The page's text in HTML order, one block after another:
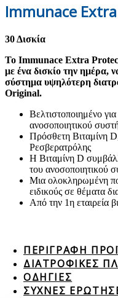
Immunace
30 Δισκία
Το Immunace Extra
με ένα δισκίο την ημέρα,
σύστημα υψηλότερη
Original.
Βελτιστοποιημένο
ανοσοποιητικού
Πρόσθετη Βιταμίνη
Ρεσβερατρόλης
Η Βιταμίνη D
του ανοσοποιητικού
Μια ολοκληρωμένη
ειδικούς σε θέματα
Από την 1η εταιρεία
ΠΕΡΙΓΡΑΦΗ
ΔΙΑΤΡΟΦΙΚΕΣ
ΟΔΗΓΙΕΣ
ΣΥΧΝΕΣ